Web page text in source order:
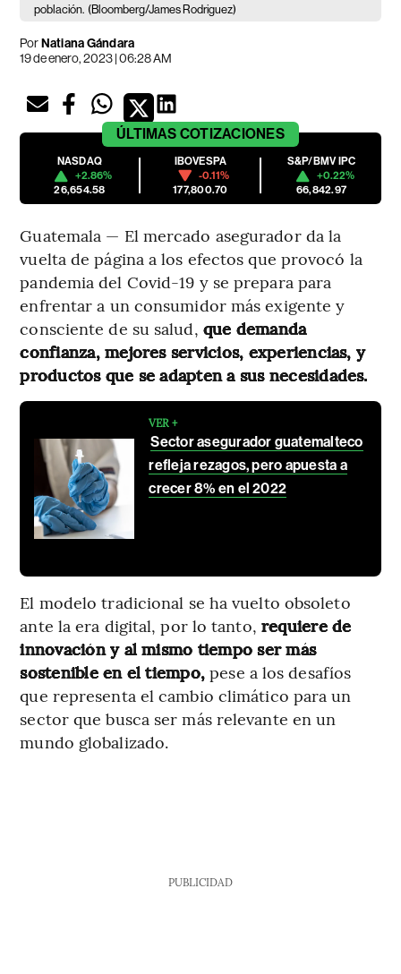
población. (Bloomberg/James Rodriguez)
PorNatiana Gándara
19 de enero, 2023 | 06:28 AM
ÚLTIMAS COTIZACIONES
NASDAQ
+2.86%
26,654.58
IBOVESPA
-0.11%
177,800.70
S&P/BMV IPC
+0.22%
66,842.97
Guatemala — El mercado asegurador da la
vuelta de página a los efectos que provocó la
pandemia del Covid-19 y se prepara para
enfrentar a un consumidor más exigente y
consciente de su salud, que demanda
confianza, mejores servicios, experiencias, y
productos que se adapten a sus necesidades.
VER +
Sector asegurador guatemalteco
refleja rezagos, pero apuesta a
crecer 8% en el 2022
El modelo tradicional se ha vuelto obsoleto
ante la era digital, por lo tanto, requiere de
innovación y al mismo tiempo ser más
sostenible en el tiempo, pese a los desafíos
que representa el cambio climático para un
sector que busca ser más relevante en un
mundo globalizado.
PUBLICIDAD